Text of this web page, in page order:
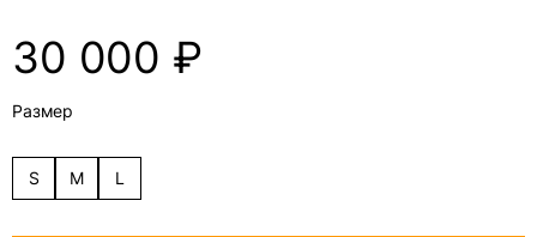
30 000 ₽
Размер
S M L